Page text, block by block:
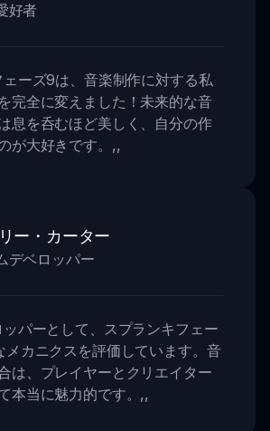
好者
ーズ9は、音楽制作に対する私
完全に変えました！未来的な音
息を呑むほど美しく、自分の作
が大好きです。 ,,
ー・カーター
デベロッパー
パーとして、スプランキフェー
メカニクスを評価しています。音
は、プレイヤーとクリエイター
本当に魅力的です。 ,,